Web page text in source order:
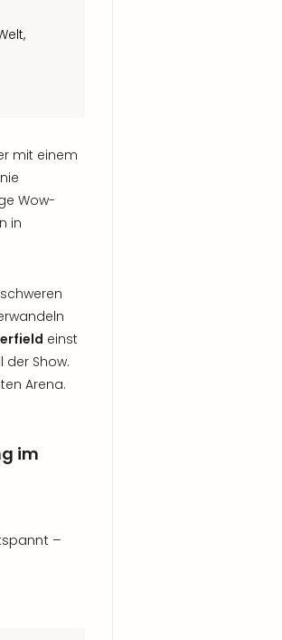
mit einem
Wow-
in
einst
der Show.
Arena.
im
–